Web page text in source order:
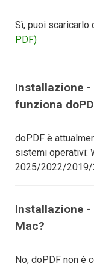
Sì, puoi scaricarlo
PDF)
Installazione
funziona
doPDF è
sistemi operativi:
2025/2022/2019/
Installazione -
Mac?
No, doPDF non è